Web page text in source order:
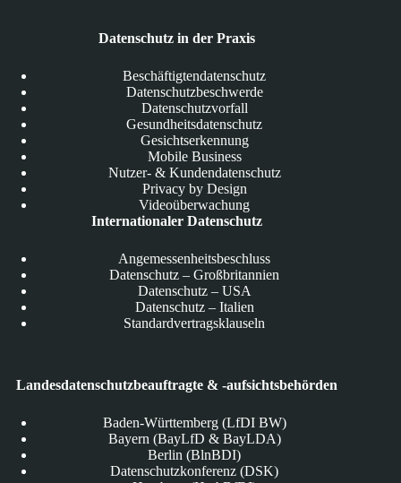
Datenschutz in der Praxis
Beschäftigtendatenschutz
Datenschutzbeschwerde
Datenschutzvorfall
Gesundheitsdatenschutz
Gesichtserkennung
Mobile Business
Nutzer- & Kundendatenschutz
Privacy by Design
Videoüberwachung
Internationaler Datenschutz
Angemessenheitsbeschluss
Datenschutz – Großbritannien
Datenschutz – USA
Datenschutz – Italien
Standardvertragsklauseln
Landesdatenschutzbeauftragte & -aufsichtsbehörden
Baden-Württemberg (LfDI BW)
Bayern (BayLfD & BayLDA)
Berlin (BlnBDI)
Datenschutzkonferenz (DSK)